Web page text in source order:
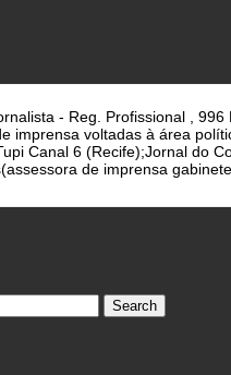
- Reg. Profissional ,
imprensa voltadas à área
Canal 6 (Recife);Jornal do
de imprensa